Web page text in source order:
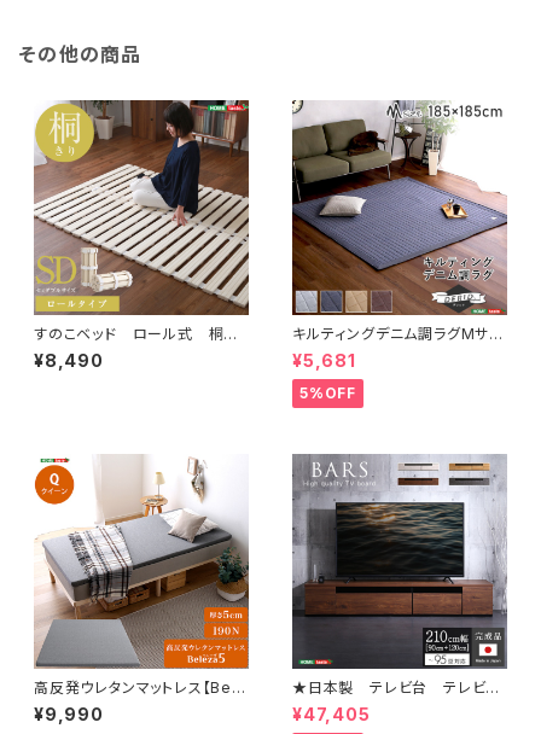
その他の商品
すのこベッド ロール式 桐仕
様(セミダブル)【Schlaf-シュラ
フ-】 桐 すのこ ロール式
¥8,490
キルティングデニム調ラグMサイ
ズ(185x185cm)オールシーズ
ン、滑り止め付き、手洗い対応【D
erid-デリッド-】 DRG-M
¥5,681
5%OFF
高反発ウレタンマットレス【Bele
za5-ベレーザ・ファイブ-】(クイ
ーン) ORM-05Q
¥9,990
★日本製 テレビ台 テレビボ
ード 210cm幅 【BARS-バー
ス-】 SH-24-BR210
¥47,405